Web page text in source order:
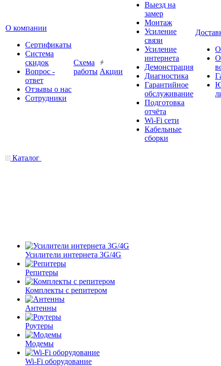
О компании
Сертификаты
Система
скидок
Вопрос -
ответ
Отзывы о нас
Сотрудники
Схема
работы Акции
Выезд на
замер
Монтаж
Усиление
связи
Усиление
интернета
Демонстрация
Диагностика
Гарантийное
обслуживание
Подготовка
отчёта
Wi-Fi сети
Кабельные
сборки
Каталог
Усилители интернета 3G/4G
Репитеры
Комплекты с репитером
Антенны
Роутеры
Модемы
Wi-Fi оборудование